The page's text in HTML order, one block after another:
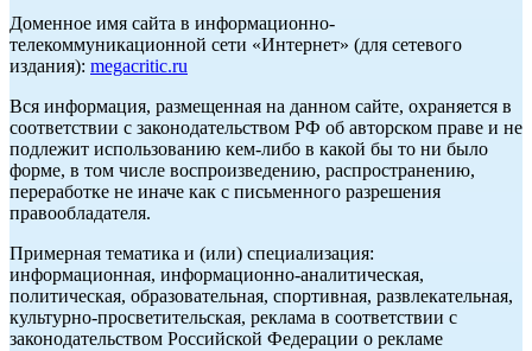
Доменное имя сайта в информационно-
телекоммуникационной сети «Интернет» (для сетевого
издания): megacritic.ru
Вся информация, размещенная на данном сайте, охраняется в
соответствии с законодательством РФ об авторском праве и не
подлежит использованию кем-либо в какой бы то ни было
форме, в том числе воспроизведению, распространению,
переработке не иначе как с письменного разрешения
правообладателя.
Примерная тематика и (или) специализация:
информационная, информационно-аналитическая,
политическая, образовательная, спортивная, развлекательная,
культурно-просветительская, реклама в соответствии с
законодательством Российской Федерации о рекламе